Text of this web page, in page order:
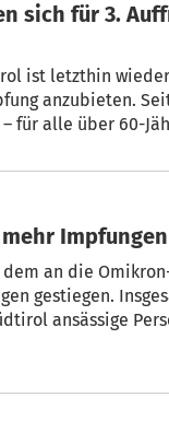
ist letzthin
anzubieten.
für alle über 60-
mehr
an die
gestiegen.
ansässige